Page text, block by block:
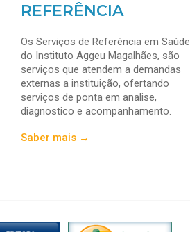
REFERÊNCIA
Os Serviços de Referência em Saúde
do Instituto Aggeu Magalhães, são
serviços que atendem a demandas
externas a instituição, ofertando
serviços de ponta em analise,
diagnostico e acompanhamento.
Saber mais →